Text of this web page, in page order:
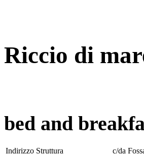
Riccio di
bed and
Indirizzo Struttura
c/da